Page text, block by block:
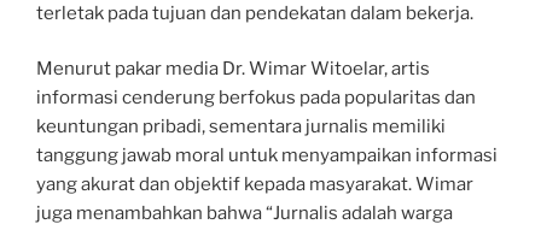
terletak pada tujuan dan pendekatan dalam bekerja.
Menurut pakar media Dr. Wimar Witoelar, artis
informasi cenderung berfokus pada popularitas dan
keuntungan pribadi, sementara jurnalis memiliki
tanggung jawab moral untuk menyampaikan informasi
yang akurat dan objektif kepada masyarakat. Wimar
juga menambahkan bahwa “Jurnalis adalah warga